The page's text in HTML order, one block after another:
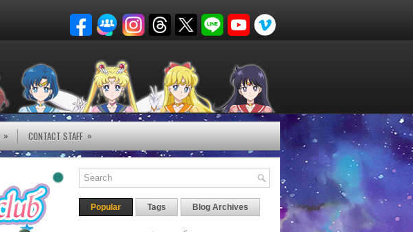
» CONTACT STAFF »
Popular Tags Blog Archives